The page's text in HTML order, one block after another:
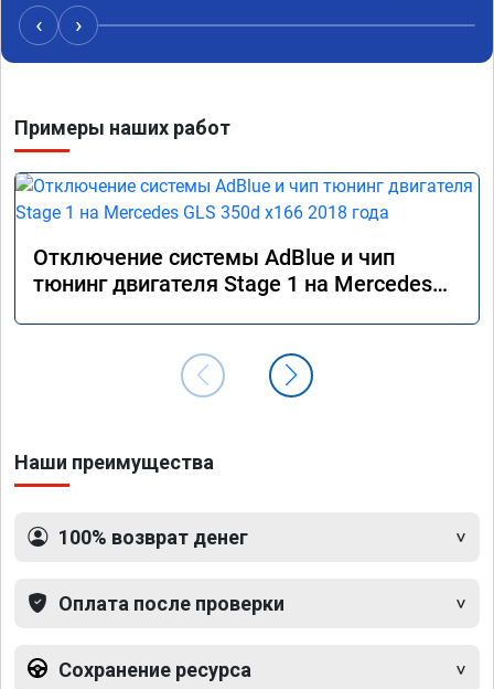
‹ ›
Примеры наших работ
Отключение системы AdBlue и чип
тюнинг двигателя Stage 1 на Mercedes
Наши преимущества
100% возврат денег
Оплата после проверки
Сохранение ресурса